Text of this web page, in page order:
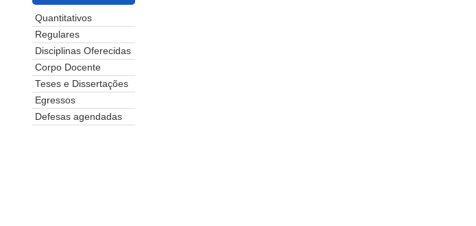
Quantitativos
Regulares
Disciplinas Oferecidas
Corpo Docente
Teses e Dissertações
Egressos
Defesas agendadas